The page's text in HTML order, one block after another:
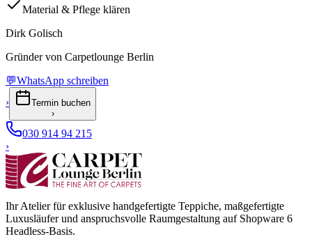
Material & Pflege klären
Dirk Golisch
Gründer von Carpetlounge Berlin
💬WhatsApp schreiben
›
Termin buchen
›
030 914 94 215
›
Ihr Atelier für exklusive handgefertigte Teppiche, maßgefertigte
Luxusläufer und anspruchsvolle Raumgestaltung auf Shopware 6
Headless-Basis.